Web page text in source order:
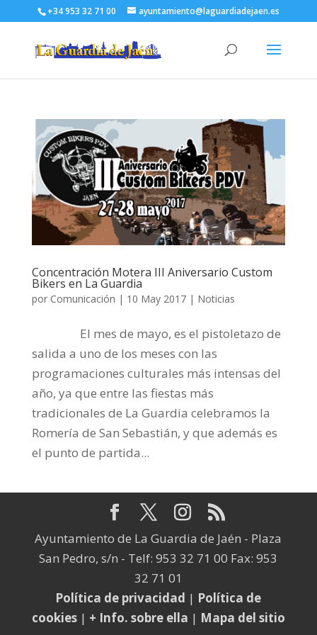
+34 953 32 71 00 ayuntamiento@laguardiadejaen.es
Concentración Motera III Aniversario Custom
Bikers en La Guardia
por Comunicación | 10 May 2017| Noticias
El mes de mayo, es el pistoletazo de
salida a uno de los meses con las
programaciones culturales más intensas del
año, ya que entre las fiestas más
tradicionales de La Guardia celebramos la
Romería de San Sebastián, y que además es
el punto de partida...
Ayuntamiento de La Guardia de Jaén - Plaza
San Pedro, s/n - Telf: 953 32 71 00 Fax: 953
32 71 01
Política de privacidad | Política de
cookies| + Info. sobre ella | Mapa del sitio